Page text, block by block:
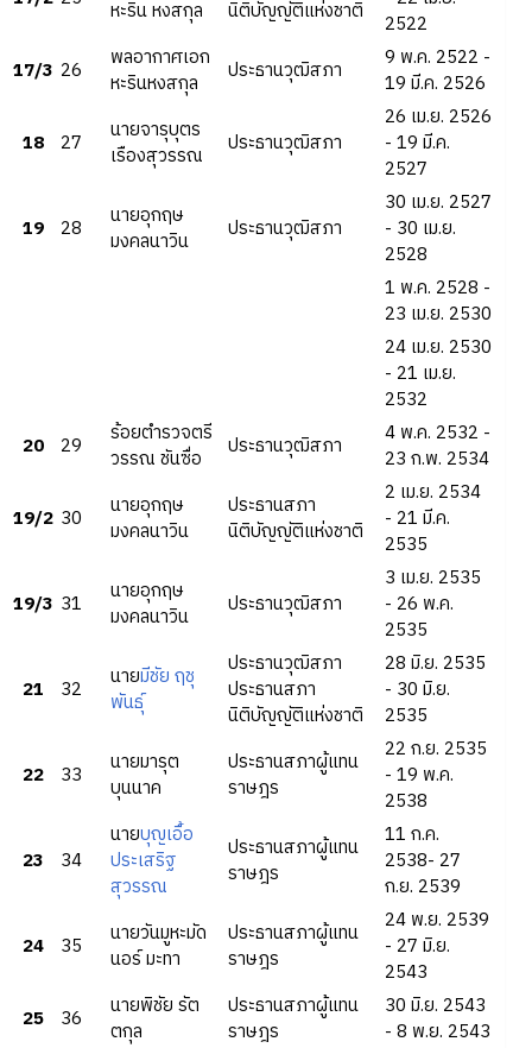
หะริน หงสกุล นิติบัญญัติแห่งชาติ
2522
17/3 26
พลอากาศเอก
หะรินหงสกุล
ประธานวุฒิสภา
9 พ.ค. 2522 -
19 มี.ค. 2526
18
27
นายจารุบุตร
เรืองสุวรรณ
ประธานวุฒิสภา
26 เม.ย. 2526
- 19 มี.ค.
2527
19
28
นายอุกฤษ
มงคลนาวิน
ประธานวุฒิสภา
30 เม.ย. 2527
- 30 เม.ย.
2528
1 พ.ค. 2528 -
23 เม.ย. 2530
24 เม.ย. 2530
- 21 เม.ย.
2532
20
29
ร้อยตำรวจตรี
วรรณ ชันซื่อ
ประธานวุฒิสภา
4 พ.ค. 2532 -
23 ก.พ. 2534
19/2 30
นายอุกฤษ
มงคลนาวิน
ประธานสภา
นิติบัญญัติแห่งชาติ
2 เม.ย. 2534
- 21 มี.ค.
2535
19/3 31
นายอุกฤษ
มงคลนาวิน
ประธานวุฒิสภา
3 เม.ย. 2535
- 26 พ.ค.
2535
21
32 นายมีชัย ฤชุ
พันธุ์
ประธานวุฒิสภา
ประธานสภา
นิติบัญญัติแห่งชาติ
28 มิ.ย. 2535
- 30 มิ.ย.
2535
22
33
นายมารุต
บุนนาค
ประธานสภาผู้แทน
ราษฎร
22 ก.ย. 2535
- 19 พ.ค.
2538
23
34
นายบุญเอื้อ
ประเสริฐ
สุวรรณ
ประธานสภาผู้แทน
ราษฎร
11 ก.ค.
2538- 27
ก.ย. 2539
24
35
นายวันมูหะมัด
นอร์ มะทา
ประธานสภาผู้แทน
ราษฎร
24 พ.ย. 2539
- 27 มิ.ย.
2543
25
36
นายพิชัย รัต
ตกุล
ประธานสภาผู้แทน
ราษฎร
30 มิ.ย. 2543
- 8 พ.ย. 2543